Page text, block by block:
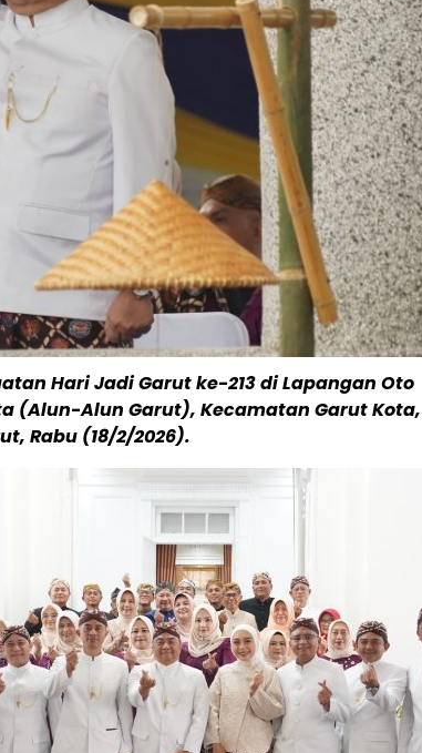
Hari Jadi Garut ke-213 di Lapangan Oto
(Alun-Alun Garut), Kecamatan Garut Kota,
Rabu (18/2/2026).